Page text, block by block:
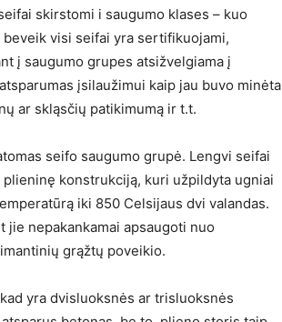
skirstomi i saugumo klases – kuo
visi seifai yra sertifikuojami,
į saugumo grupes atsižvelgiama į
įsilaužimui kaip jau buvo minėta
ar skląsčių patikimumą ir t.t.
seifo saugumo grupė. Lengvi seifai
konstrukciją, kuri užpildyta ugniai
iki 850 Celsijaus dvi valandas.
nepakankamai apsaugoti nuo
grąžtų poveikio.
yra dvisluoksnės ar trisluoksnės